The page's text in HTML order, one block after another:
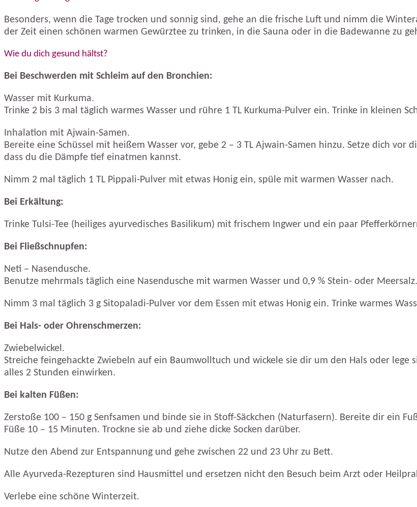
Besonders, wenn die Tage trocken und sonnig sind, gehe an die frische Luft und nimm die
der Zeit einen schönen warmen Gewürztee zu trinken, in die Sauna oder in die Badewanne zu
Wie du dich gesund hältst?
Bei Beschwerden mit Schleim auf den Bronchien:
Wasser mit Kurkuma.
Trinke 2 bis 3 mal täglich warmes Wasser und rühre 1 TL Kurkuma-Pulver ein. Trinke in kleinen
Inhalation mit Ajwain-Samen.
Bereite eine Schüssel mit heißem Wasser vor, gebe 2 – 3 TL Ajwain-Samen hinzu. Setze dich
dass du die Dämpfe tief einatmen kannst.
Nimm 2 mal täglich 1 TL Pippali-Pulver mit etwas Honig ein, spüle mit warmen Wasser nach.
Bei Erkältung:
Trinke Tulsi-Tee (heiliges ayurvedisches Basilikum) mit frischem Ingwer und ein paar
Bei Fließschnupfen:
Neti – Nasendusche.
Benutze mehrmals täglich eine Nasendusche mit warmen Wasser und 0,9 % Stein- oder
Nimm 3 mal täglich 3 g Sitopaladi-Pulver vor dem Essen mit etwas Honig ein. Trinke warmes
Bei Hals- oder Ohrenschmerzen:
Zwiebelwickel.
Streiche feingehackte Zwiebeln auf ein Baumwolltuch und wickele sie dir um den Hals oder
alles 2 Stunden einwirken.
Bei kalten Füßen:
Zerstoße 100 – 150 g Senfsamen und binde sie in Stoff-Säckchen (Naturfasern). Bereite dir ein
Füße 10 – 15 Minuten. Trockne sie ab und ziehe dicke Socken darüber.
Nutze den Abend zur Entspannung und gehe zwischen 22 und 23 Uhr zu Bett.
Alle Ayurveda-Rezepturen sind Hausmittel und ersetzen nicht den Besuch beim Arzt oder
Verlebe eine schöne Winterzeit.